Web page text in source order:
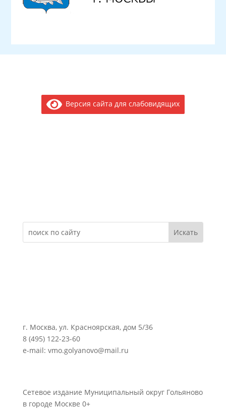
Версия сайта для слабовидящих
г. Москва, ул. Красноярская, дом 5/36
8 (495) 122-23-60
e-mail: vmo.golyanovo@mail.ru
Сетевое издание Муниципальный округ Гольяново
в городе Москве 0+